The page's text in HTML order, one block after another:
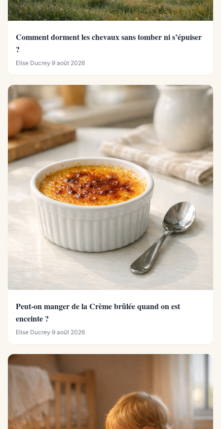
Comment dorment les chevaux sans tomber ni s’épuiser
?
Elise Ducrey·9 août 2026
Peut-on manger de la Crème brûlée quand on est
enceinte ?
Elise Ducrey·9 août 2026